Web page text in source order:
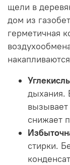
щели в
дом из
герметичная
дыхания.
снижает
стирки.